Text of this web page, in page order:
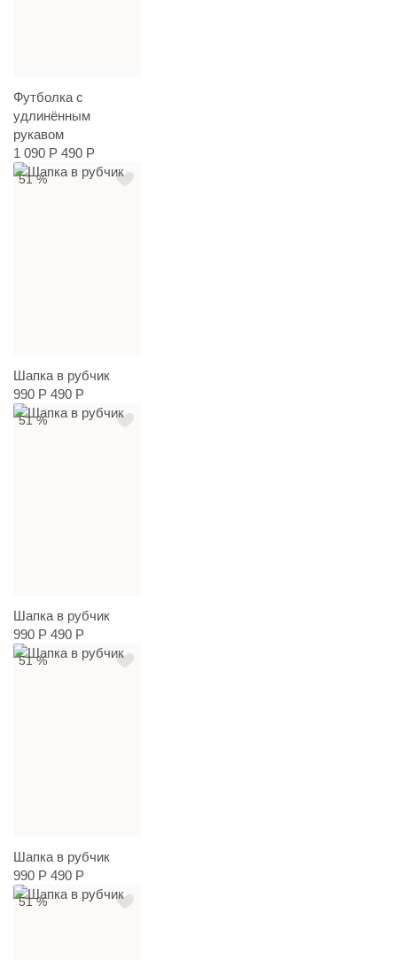
Футболка с
удлинённым
рукавом
1 090 Р 490 Р
51 %
Шапка в рубчик
990 Р 490 Р
51 %
Шапка в рубчик
990 Р 490 Р
51 %
Шапка в рубчик
990 Р 490 Р
51 %